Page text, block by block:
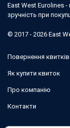
East West Eurolines -
зручність при
© 2017 - 2026 East
Повернення квитків
Як купити квиток
Про компанію
Контакти